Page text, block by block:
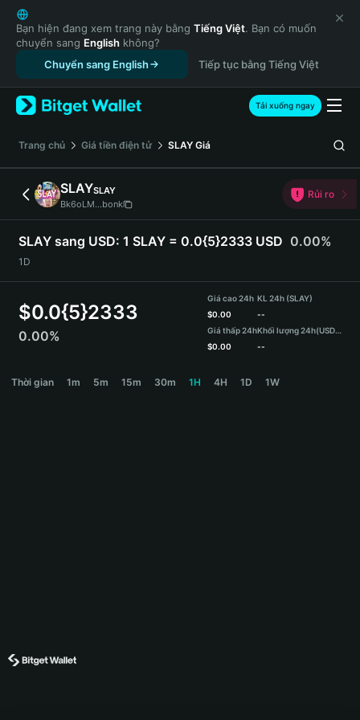
English
日本語
Tiếng Việt
Русский
Español (Latinoamérica)
Türkçe
Français
Deutsch
简体中文
繁體中文
Português (Portugal)
Bahasa Indonesia
ภาษาไทย
हिन्दी
Español
Português (Brasil)
Bạn hiện đang xem trang này bằng Tiếng Việt. Bạn có muốn
chuyển sang English không?
Chuyển sang English
Tiếp tục bằng Tiếng Việt
Tải xuống ngay
‌Trang chủ Giá tiền điện tử SLAY Giá
SLAYSLAY
Bk6oLM...bonk
Rủi ro
SLAY sang USD: 1 SLAY = 0.0{5}2333 USD 0.00%
1D
$0.0{5}2333
0.00%
Giá cao 24h
$0.00
Giá thấp 24h
$0.00
KL 24h (SLAY)
--
Khối lượng 24h(USDT)
--
Thời gian 1m 5m 15m 30m 1H 4H 1D 1W